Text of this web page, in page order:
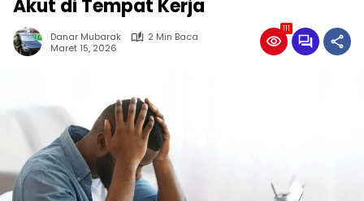
Akut di Tempat Kerja
Danar Mubarak
2 Min Baca
Maret 15, 2026
111